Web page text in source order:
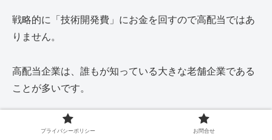
戦略的に「技術開発費」にお金を回すので高配当ではあ
りません。
高配当企業は、誰もが知っている大きな老舗企業である
ことが多いです。
彼らは、新しい技術革新より、安定した収益基盤を維持
プライバシーポリシー お問合せ